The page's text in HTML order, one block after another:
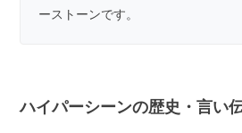
ーストーンです。
ハイパーシーンの歴史・言い